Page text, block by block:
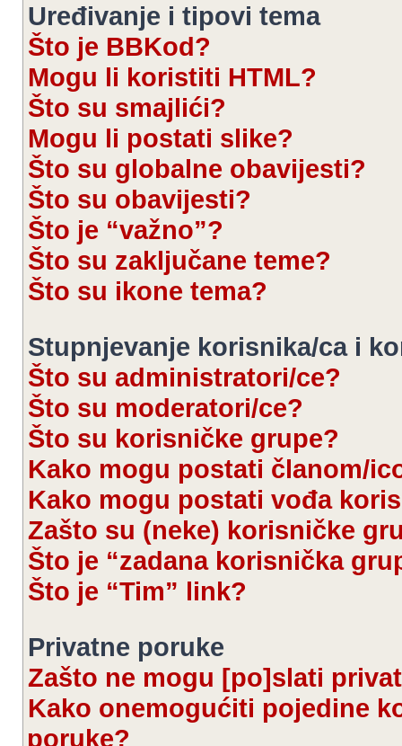
Uređivanje i tipovi tema
Što je BBKod?
Mogu li koristiti HTML?
Što su smajlići?
Mogu li postati slike?
Što su globalne obavijesti?
Što su obavijesti?
Što je “važno”?
Što su zaključane teme?
Što su ikone tema?
Stupnjevanje korisnika/ca i
Što su administratori/ce?
Što su moderatori/ce?
Što su korisničke grupe?
Kako mogu postati članom/
Kako mogu postati vođa
Zašto su (neke) korisničke
Što je “zadana korisnička
Što je “Tim” link?
Privatne poruke
Zašto ne mogu [po]slati
Kako onemogućiti pojedine
poruke?